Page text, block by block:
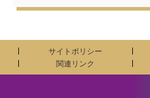
サイトポリシー
関連リンク